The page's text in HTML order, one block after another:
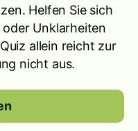
Helfen Sie sich
Unklarheiten
allein reicht zur
nicht aus.